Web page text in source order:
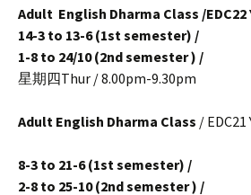
Adult English Dharma Class /EDC22
14-3 to 13-6 (1st semester) /
1-8 to 24/10 (2nd semester ) /
星期四Thur / 8.00pm-9.30pm
Adult English Dharma Class / EDC21
8-3 to 21-6 (1st semester) /
2-8 to 25-10 (2nd semester ) /